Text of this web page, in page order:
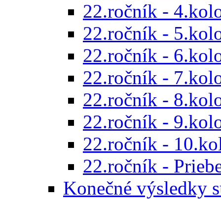
22.ročník -
22.ročník -
22.ročník -
22.ročník -
22.ročník -
22.ročník -
22.ročník -
22.ročník -
Konečné výsledky